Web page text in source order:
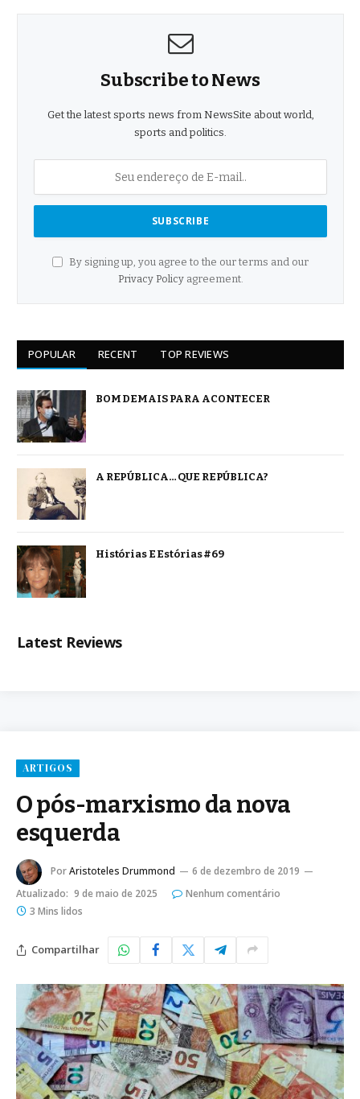
Subscribe to News
Get the latest sports news from NewsSite about world,
sports and politics.
By signing up, you agree to the our terms and our
Privacy Policyagreement.
POPULAR RECENT TOP REVIEWS
BOM DEMAIS PARA ACONTECER
A REPÚBLICA… QUE REPÚBLICA?
Histórias E Estórias #69
Latest Reviews
ARTIGOS
O pós-marxismo da nova
esquerda
PorAristoteles Drummond
6 de dezembro de 2019
Atualizado: 9 de maio de 2025
Nenhum comentário
3 Mins lidos
Compartilhar